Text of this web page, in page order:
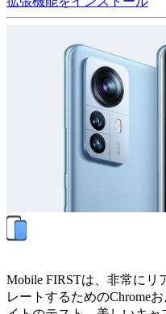
Mobile FIRSTは、非常にリ
レートするためのChrome